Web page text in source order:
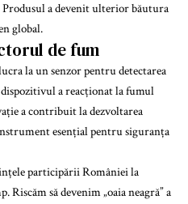
a devenit ulterior băutura
global.
de fum
la un senzor pentru detectarea
a reacționat la fumul
a contribuit la dezvoltarea
esențial pentru siguranța